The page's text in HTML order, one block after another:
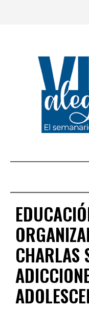
CHARLAS